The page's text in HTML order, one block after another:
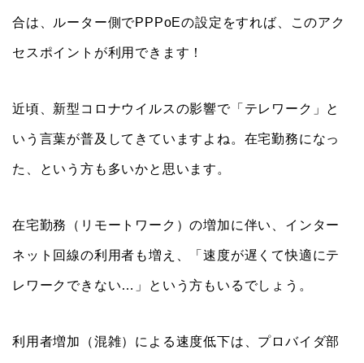
合は、ルーター側でPPPoEの設定をすれば、このアク
セスポイントが利用できます！
近頃、新型コロナウイルスの影響で「テレワーク」と
いう言葉が普及してきていますよね。在宅勤務になっ
た、という方も多いかと思います。
在宅勤務（リモートワーク）の増加に伴い、インター
ネット回線の利用者も増え、「速度が遅くて快適にテ
レワークできない…」という方もいるでしょう。
利用者増加（混雑）による速度低下は、プロバイダ部